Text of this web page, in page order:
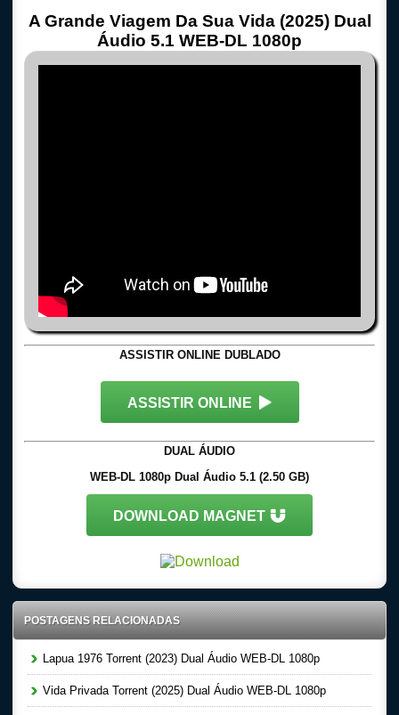
A Grande Viagem Da Sua Vida (2025) Dual
Áudio 5.1 WEB-DL 1080p
ASSISTIR ONLINE DUBLADO
ASSISTIR ONLINE
DUAL ÁUDIO
WEB-DL 1080p Dual Áudio 5.1 (2.50 GB)
DOWNLOAD MAGNET
POSTAGENS RELACIONADAS
Lapua 1976 Torrent (2023) Dual Áudio WEB-DL 1080p
Vida Privada Torrent (2025) Dual Áudio WEB-DL 1080p